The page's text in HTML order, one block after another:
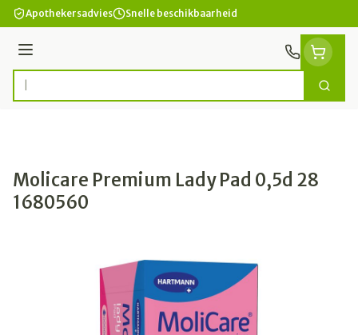
Ga naar de inhoud
Apothekersadvies Snelle beschikbaarheid
Menu
Product, merk, categorie... Zoek
Molicare Premium Lady Pad 0,5d 28
1680560